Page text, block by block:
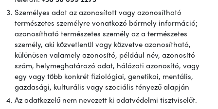
Személyes adat az azonosított vagy azonosítható
természetes személyre vonatkozó bármely információ;
azonosítható természetes személy az a természetes
személy, aki közvetlenül vagy közvetve azonosítható,
különösen valamely azonosító, például név, azonosító
szám, helymeghatározó adat, hálózati azonosító, vagy
egy vagy több konkrét fiziológiai, genetikai, mentális,
gazdasági, kulturális vagy szociális tényező alapján
Az adatkezelő nem nevezett ki adatvédelmi tisztviselőt.